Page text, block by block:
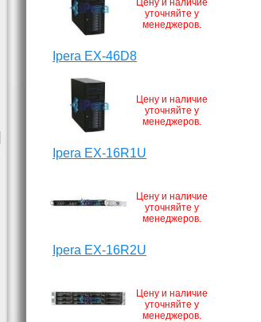
Цену и наличие
уточняйте у
менеджеров.
Ipera EX-46D8
Цену и наличие
уточняйте у
менеджеров.
Ipera EX-16R1U
Цену и наличие
уточняйте у
менеджеров.
Ipera EX-16R2U
Цену и наличие
уточняйте у
менеджеров.